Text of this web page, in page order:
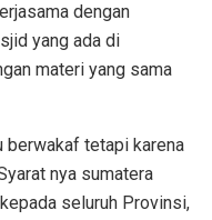
dengan
yang ada di
materi yang sama
berwakaf tetapi karena
nya sumatera
seluruh Provinsi,